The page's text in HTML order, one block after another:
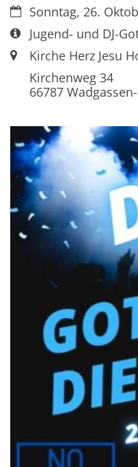
Datum:Sonntag, 26.
Art bzw. Nummer:
Jugend- und DJ-
Ort:Kirche Herz Jesu
Kirchenweg 34
66787